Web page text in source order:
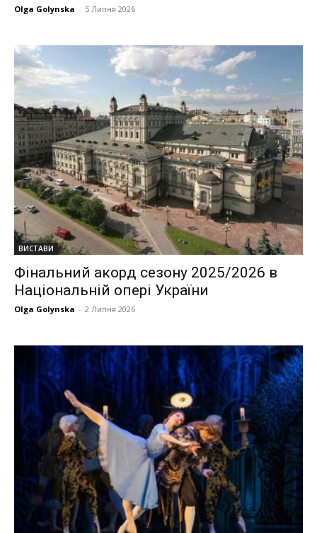
Olga Golynska - 5 Липня 2026
ВИСТАВИ
Фінальний акорд сезону 2025/2026 в
Національній опері України
Olga Golynska - 2 Липня 2026